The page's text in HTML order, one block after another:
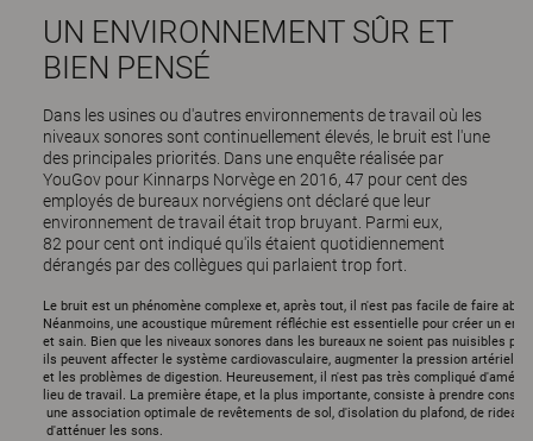
UN ENVIRONNEMENT SÛR ET
BIEN PENSÉ
Dans les usines ou d'autres environnements de travail où les
niveaux sonores sont continuellement élevés, le bruit est l'une
des principales priorités. Dans une enquête réalisée par
YouGov pour Kinnarps Norvège en 2016, 47 pour cent des
employés de bureaux norvégiens ont déclaré que leur
environnement de travail était trop bruyant. Parmi eux,
82 pour cent ont indiqué qu'ils étaient quotidiennement
dérangés par des collègues qui parlaient trop fort.
Le bruit est un phénomène complexe et, après tout, il n'est pas facile de faire
Néanmoins, une acoustique mûrement réfléchie est essentielle pour créer un
et sain. Bien que les niveaux sonores dans les bureaux ne soient pas nuisibles
ils peuvent affecter le système cardiovasculaire, augmenter la pression
et les problèmes de digestion. Heureusement, il n'est pas très compliqué
lieu de travail. La première étape, et la plus importante, consiste à prendre
une association optimale de revêtements de sol, d'isolation du plafond, de
d'atténuer les sons.